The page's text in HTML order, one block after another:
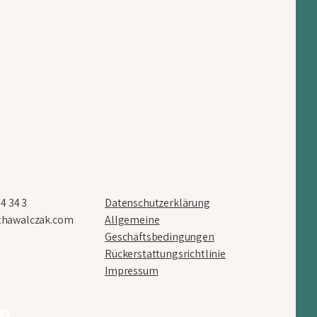
34 3
Datenschutzerklärung
Allgemeine
Geschäftsbedingungen
Rückerstattungsrichtlinie
Impressum